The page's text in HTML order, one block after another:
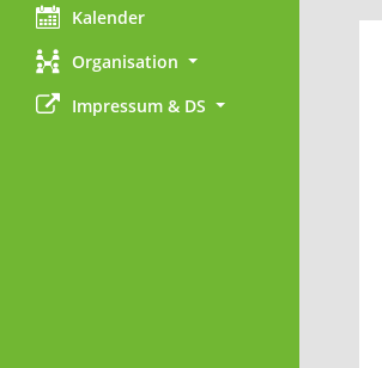
Kalender
Organisation
Impressum & DS